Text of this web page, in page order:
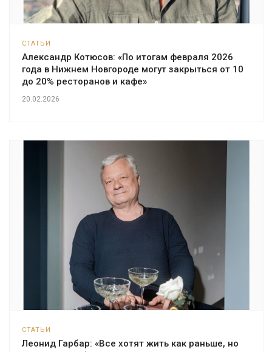
СТАТЬИ
Александр Котюсов: «По итогам февраля 2026
года в Нижнем Новгороде могут закрыться от 10
до 20% ресторанов и кафе»
20.02.2026
СТАТЬИ
Леонид Гарбар: «Все хотят жить как раньше, но